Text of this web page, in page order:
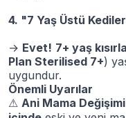
4. "7 Yaş Üstü
→ Evet! 7+ yaş
Plan Sterilised 7+)
uygundur.
Önemli Uyarılar
⚠ Ani Mama